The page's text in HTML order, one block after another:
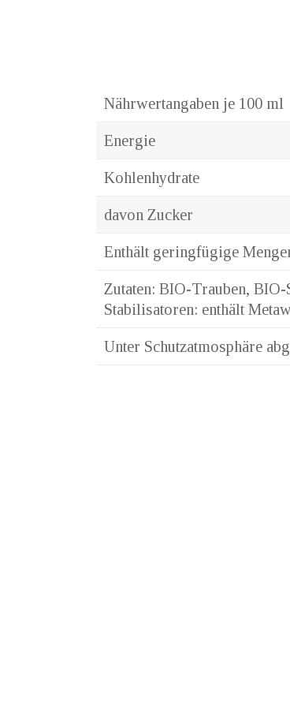
Nährwertangaben je 100 ml
Energie
Kohlenhydrate
davon Zucker
Enthält geringfügige
Zutaten: BIO-Trauben,
Stabilisatoren: enthält
Unter Schutzatmosphäre